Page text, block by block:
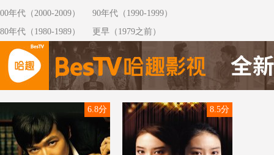
00年代（2000-2009）
90年代（1990-1999）
80年代（1980-1989）
更早（1979之前）
6.8分 8.5分